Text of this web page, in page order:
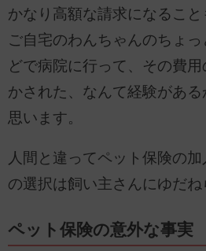
かなり高額な請求になること
ご自宅のわんちゃんのちょ
どで病院に行って、その費
かされた、なんて経験があ
思います。
人間と違ってペット保険の
の選択は飼い主さんにゆだね
ペット保険の意外な事実